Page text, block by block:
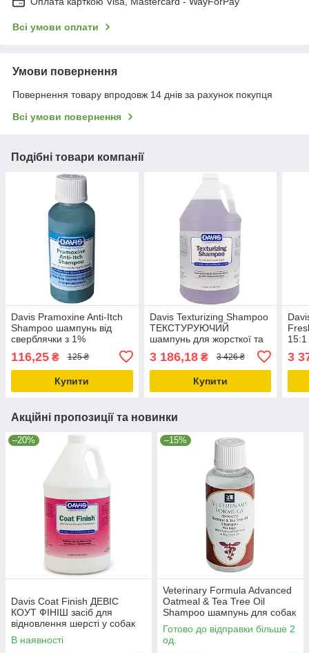
Всі умови оплати
Умови повернення
Повернення товару впродовж 14 днів за рахунок покупця
Всі умови повернення
Подібні товари компанії
Davis Pramoxine Anti-Itch
Shampoo шампунь від
сверблячки з 1%
гідрохлоридом для собак
та котів 0.05л
116,25 ₴ 125 ₴
Купити
Davis Texturizing Shampoo
ТЕКСТУРУЮЧИЙ
шампунь для жорсткої та
об'ємної шерсті у собак та
котів концентр 3.8л
3 186,18₴ 3 426 ₴
Купити
3
Акційні пропозиції та новинки
–20%
Davis Coat Finish ДЕВІС
КОУТ ФІНІШ засіб для
відновлення шерсті у собак
та котівспрей 3.8л
В наявності
–15%
Veterinary Formula Advanced
Oatmeal & Tea Tree Oil
Shampoo шампунь для собак
антибактер протизап 0.045л
Готово до відправки більше 2
од.